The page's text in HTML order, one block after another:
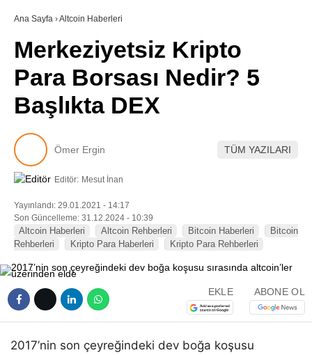
Youtube
TikTok
SÖZLÜK
Ana Sayfa ›Altcoin Haberleri
Merkeziyetsiz Kripto
Para Borsası Nedir? 5
Başlıkta DEX
Ömer Ergin TÜM YAZILARI
Editör: Mesut İnan
Yayınlandı: 29.01.2021 - 14:17
Son Güncelleme: 31.12.2024 - 10:39
Altcoin Haberleri Altcoin Rehberleri Bitcoin Haberleri
Bitcoin
Rehberleri
Kripto Para Haberleri Kripto Para Rehberleri
EKLE ABONE OL
2017’nin son çeyreğindeki dev boğa koşusu